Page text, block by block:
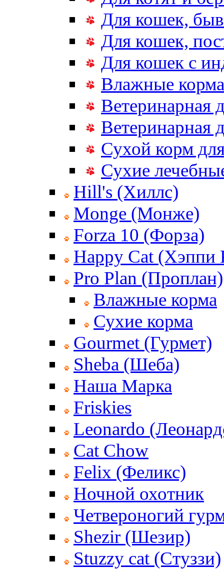
Для кошек,
Для кошек,
Для кошек с
Влажные
Ветеринарная
Ветеринарная
Сухой корм
Сухие
Hill's (Хиллс)
Monge (Монже)
Forza 10 (Форза)
Happy Cat (Хэппи
Pro Plan (Проплан)
Влажные корма
Сухие корма
Gourmet (Гурмет)
Sheba (Шеба)
Наша Марка
Friskies
Leonardo
Cat Chow
Felix (Феликс)
Ночной охотник
Четвероногий
Shezir (Шезир)
Stuzzy cat (Стуззи)